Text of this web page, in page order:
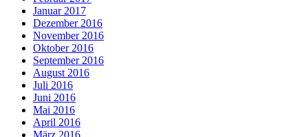
Januar 2017
Dezember 2016
November 2016
Oktober 2016
September 2016
August 2016
Juli 2016
Juni 2016
Mai 2016
April 2016